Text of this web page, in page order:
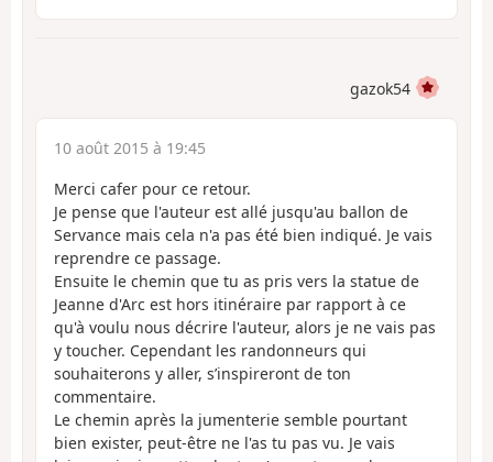
gazok54
10 août 2015 à 19:45
Merci cafer pour ce retour.
Je pense que l'auteur est allé jusqu'au ballon de
Servance mais cela n'a pas été bien indiqué. Je vais
reprendre ce passage.
Ensuite le chemin que tu as pris vers la statue de
Jeanne d'Arc est hors itinéraire par rapport à ce
qu'à voulu nous décrire l'auteur, alors je ne vais pas
y toucher. Cependant les randonneurs qui
souhaiterons y aller, s’inspireront de ton
commentaire.
Le chemin après la jumenterie semble pourtant
bien exister, peut-être ne l'as tu pas vu. Je vais